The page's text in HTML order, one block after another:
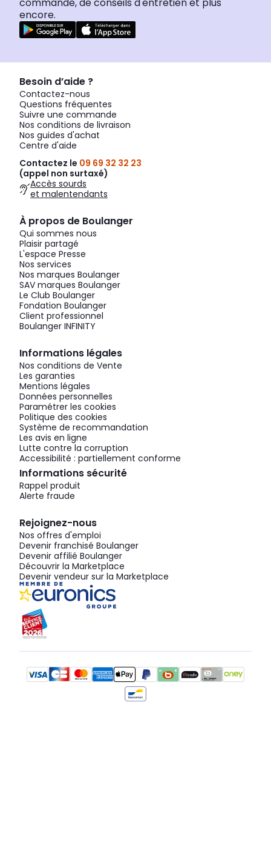
commande, de conseils d'entretien et plus
encore.
Besoin d’aide ?
Contactez-nous
Questions fréquentes
Suivre une commande
Nos conditions de livraison
Nos guides d'achat
Centre d'aide
Contactez le 09 69 32 32 23
(appel non surtaxé)
Accès sourds
et malentendants
À propos de Boulanger
Qui sommes nous
Plaisir partagé
L'espace Presse
Nos services
Nos marques Boulanger
SAV marques Boulanger
Le Club Boulanger
Fondation Boulanger
Client professionnel
Boulanger INFINITY
Informations légales
Nos conditions de Vente
Les garanties
Mentions légales
Données personnelles
Paramétrer les cookies
Politique des cookies
Système de recommandation
Les avis en ligne
Lutte contre la corruption
Accessibilité : partiellement conforme
Informations sécurité
Rappel produit
Alerte fraude
Rejoignez-nous
Nos offres d'emploi
Devenir franchisé Boulanger
Devenir affilié Boulanger
Découvrir la Marketplace
Devenir vendeur sur la Marketplace